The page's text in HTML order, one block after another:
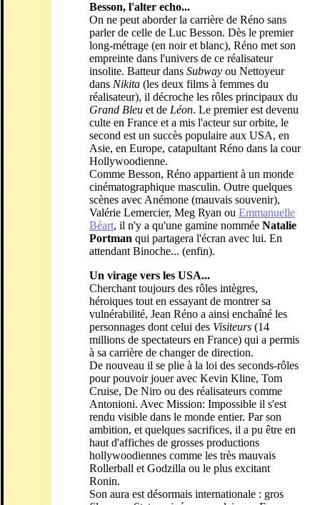
Besson, l'alter echo...
On ne peut aborder la carrière de Réno sans
parler de celle de Luc Besson. Dès le premier
long-métrage (en noir et blanc), Réno met son
empreinte dans l'univers de ce réalisateur
insolite. Batteur dans Subway ou Nettoyeur
dans Nikita (les deux films à femmes du
réalisateur), il décroche les rôles principaux du
Grand Bleu et de Léon. Le premier est devenu
culte en France et a mis l'acteur sur orbite, le
second est un succès populaire aux USA, en
Asie, en Europe, catapultant Réno dans la cour
Hollywoodienne.
Comme Besson, Réno appartient à un monde
cinématographique masculin. Outre quelques
scènes avec Anémone (mauvais souvenir),
Valérie Lemercier, Meg Ryan ou Emmanuelle
Béart, il n'y a qu'une gamine nommée Natalie
Portman qui partagera l'écran avec lui. En
attendant Binoche... (enfin).
Un virage vers les USA...
Cherchant toujours des rôles intègres,
héroiques tout en essayant de montrer sa
vulnérabilité, Jean Réno a ainsi enchaîné les
personnages dont celui des Visiteurs (14
millions de spectateurs en France) qui a permis
à sa carrière de changer de direction.
De nouveau il se plie à la loi des seconds-rôles
pour pouvoir jouer avec Kevin Kline, Tom
Cruise, De Niro ou des réalisateurs comme
Antonioni. Avec Mission: Impossible il s'est
rendu visible dans le monde entier. Par son
ambition, et quelques sacrifices, il a pu être en
haut d'affiches de grosses productions
hollywoodiennes comme les très mauvais
Rollerball et Godzilla ou le plus excitant
Ronin.
Son aura est désormais internationale : gros